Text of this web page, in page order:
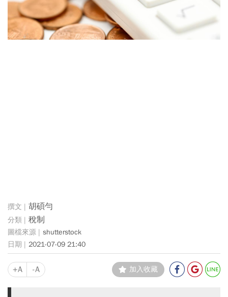
胡碩勻
稅制
shutterstock
2021-07-09 21:40
+A -A 加入收藏